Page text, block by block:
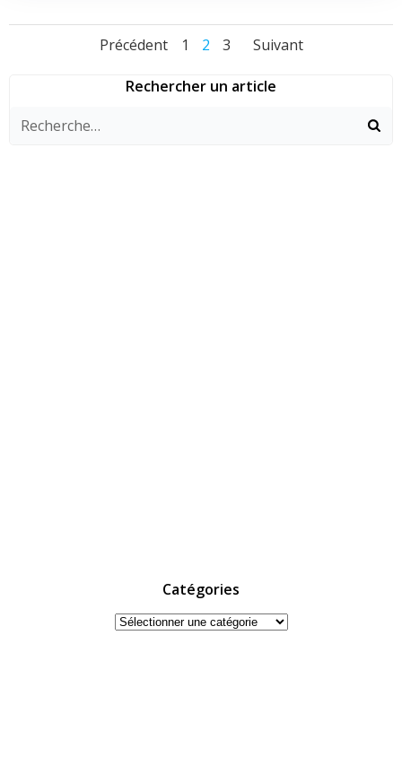
Navigation
des
articles
Précédent
Navigation
des
Page
1 Page
2 Page
3
des
articles
Suivant
Rechercher un article
Catégories
Catégories